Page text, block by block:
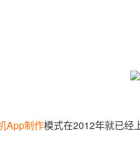
App制作模式在2012年就已经